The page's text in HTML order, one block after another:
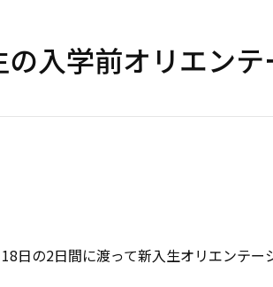
の入学前オリエン
日の2日間に渡って新入生オリエンテー